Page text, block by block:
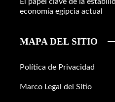
economía egipcia actual
MAPA DEL SITIO
Política de Privacidad
Marco Legal del Sitio